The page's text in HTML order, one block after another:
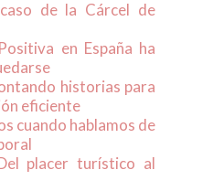
de la Cárcel de
en España ha
historias para
eficiente
cuando hablamos de
placer turístico al